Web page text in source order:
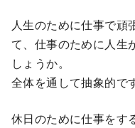
人生のために仕事で頑
て、仕事のために人生
しょうか。
全体を通して抽象的で
休日のために仕事をす